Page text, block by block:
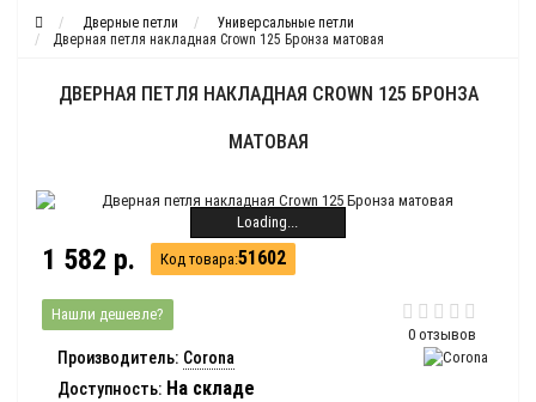
Дверные петли
Универсальные петли
Дверная петля накладная Crown 125 Бронза матовая
ДВЕРНАЯ ПЕТЛЯ НАКЛАДНАЯ CROWN 125 БРОНЗА
МАТОВАЯ
Loading...
0 отзывов
1 582 р. Код товара:51602
Нашли дешевле?
Производитель: Corona
Доступность: На складе